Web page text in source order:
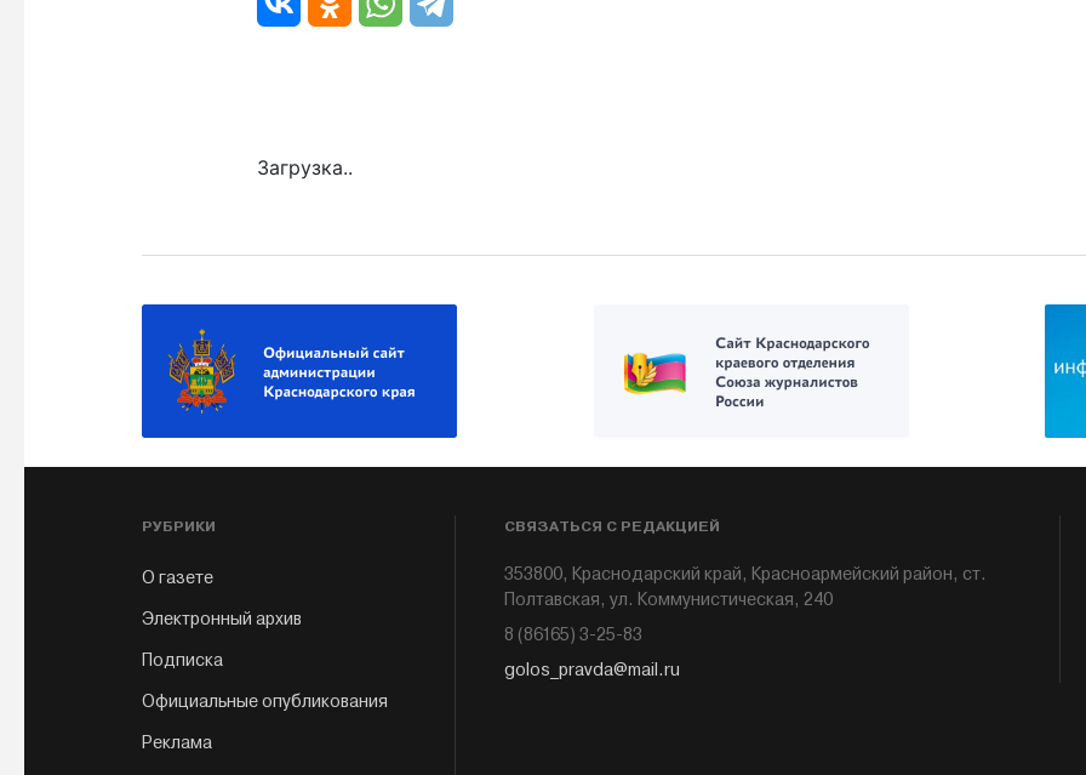
Загрузка..
РУБРИКИ
О газете
Электронный архив
Подписка
Официальные опубликования
Реклама
СВЯЗАТЬСЯ С РЕДАКЦИЕЙ
353800, Краснодарский край, Красноармейский район, ст.
Полтавская, ул. Коммунистическая, 240
8 (86165) 3-25-83
golos_pravda@mail.ru